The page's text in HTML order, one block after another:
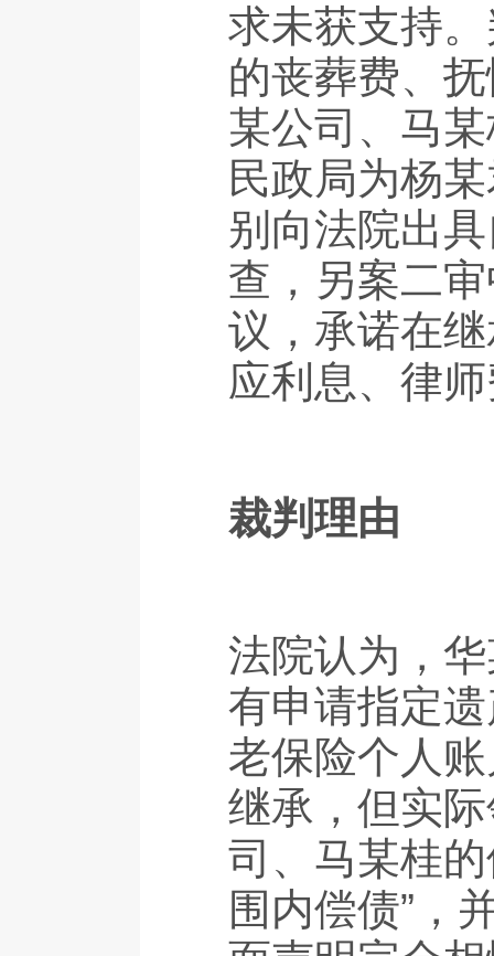
求未获支持
的丧葬费、
某公司、马
民政局为杨
别向法院出
查，另案二
议，承诺在
应利息、律
裁判理由
法院认为，
有申请指定
老保险个人
继承，但实
司、马某桂
围内偿债”，